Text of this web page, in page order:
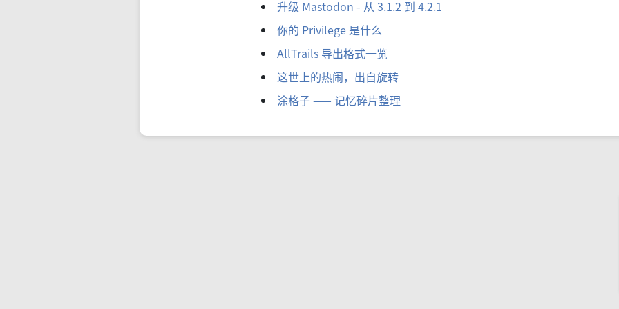
升级 Mastodon - 从 3.1.2 到 4.2.1
你的 Privilege 是什么
AllTrails 导出格式一览
这世上的热闹，出自旋转
涂格子 —— 记忆碎片整理